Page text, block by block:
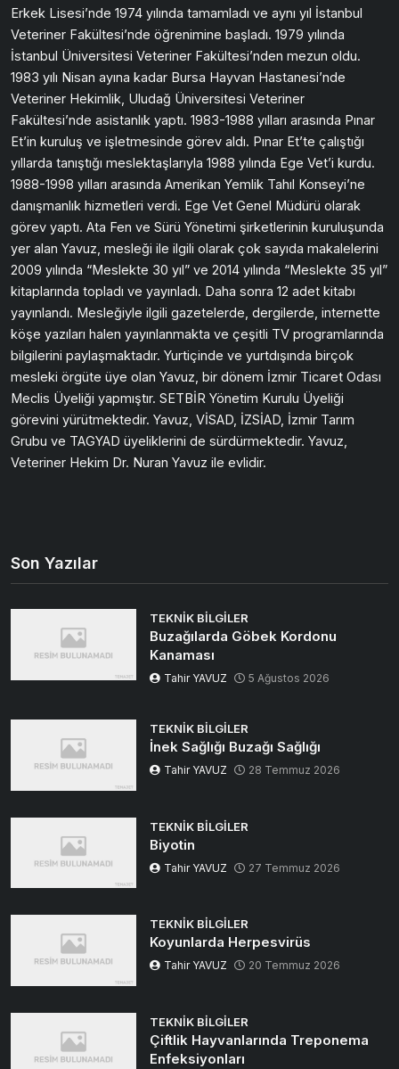
Erkek Lisesi’nde 1974 yılında tamamladı ve aynı yıl İstanbul
Veteriner Fakültesi’nde öğrenimine başladı. 1979 yılında
İstanbul Üniversitesi Veteriner Fakültesi’nden mezun oldu.
1983 yılı Nisan ayına kadar Bursa Hayvan Hastanesi’nde
Veteriner Hekimlik, Uludağ Üniversitesi Veteriner
Fakültesi’nde asistanlık yaptı. 1983-1988 yılları arasında Pınar
Et’in kuruluş ve işletmesinde görev aldı. Pınar Et’te çalıştığı
yıllarda tanıştığı meslektaşlarıyla 1988 yılında Ege Vet’i kurdu.
1988-1998 yılları arasında Amerikan Yemlik Tahıl Konseyi’ne
danışmanlık hizmetleri verdi. Ege Vet Genel Müdürü olarak
görev yaptı. Ata Fen ve Sürü Yönetimi şirketlerinin kuruluşunda
yer alan Yavuz, mesleği ile ilgili olarak çok sayıda makalelerini
2009 yılında “Meslekte 30 yıl” ve 2014 yılında “Meslekte 35 yıl”
kitaplarında topladı ve yayınladı. Daha sonra 12 adet kitabı
yayınlandı. Mesleğiyle ilgili gazetelerde, dergilerde, internette
köşe yazıları halen yayınlanmakta ve çeşitli TV programlarında
bilgilerini paylaşmaktadır. Yurtiçinde ve yurtdışında birçok
mesleki örgüte üye olan Yavuz, bir dönem İzmir Ticaret Odası
Meclis Üyeliği yapmıştır. SETBİR Yönetim Kurulu Üyeliği
görevini yürütmektedir. Yavuz, VİSAD, İZSİAD, İzmir Tarım
Grubu ve TAGYAD üyeliklerini de sürdürmektedir. Yavuz,
Veteriner Hekim Dr. Nuran Yavuz ile evlidir.
Son Yazılar
TEKNIK BILGILER
Buzağılarda Göbek Kordonu
Kanaması
Tahir YAVUZ 5 Ağustos 2026
TEKNIK BILGILER
İnek Sağlığı Buzağı Sağlığı
Tahir YAVUZ 28 Temmuz 2026
TEKNIK BILGILER
Biyotin
Tahir YAVUZ 27 Temmuz 2026
TEKNIK BILGILER
Koyunlarda Herpesvirüs
Tahir YAVUZ 20 Temmuz 2026
TEKNIK BILGILER
Çiftlik Hayvanlarında Treponema
Enfeksiyonları